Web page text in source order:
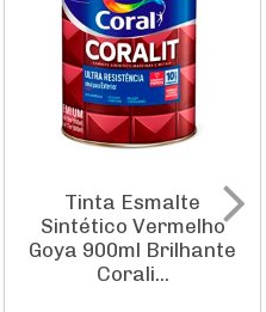
Tinta Esmalte
Sintético Vermelho
Goya 900ml Brilhante
Corali...